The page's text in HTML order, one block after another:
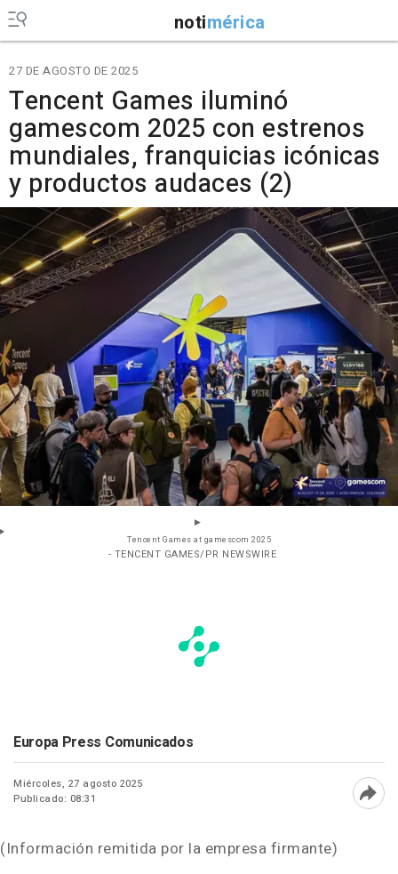
notimérica
27 DE AGOSTO DE 2025
Tencent Games iluminó
gamescom 2025 con estrenos
mundiales, franquicias icónicas
y productos audaces (2)
Tencent Games at gamescom 2025
- TENCENT GAMES/PR NEWSWIRE
Europa Press Comunicados
Miércoles, 27 agosto 2025
Publicado: 08:31
(Información remitida por la empresa firmante)